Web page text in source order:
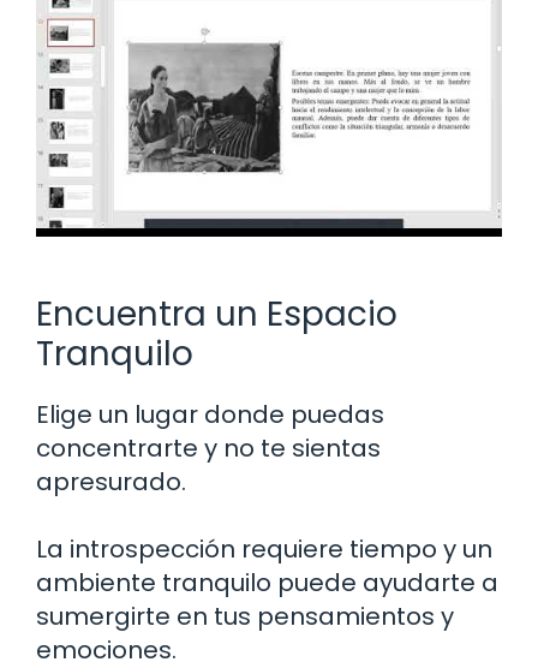
Encuentra un Espacio
Tranquilo
Elige un lugar donde puedas
concentrarte y no te sientas
apresurado.
La introspección requiere tiempo y un
ambiente tranquilo puede ayudarte a
sumergirte en tus pensamientos y
emociones.